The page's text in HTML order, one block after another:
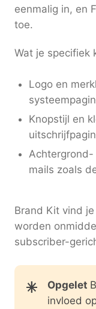
eenmalig in, en
toe.
Wat je specifiek
Logo en
Knopstijl en
mails zoals
Brand Kit vind
worden
subscriber-
Opgelet
invloed